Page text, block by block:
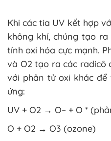
Khi các tia UV kết hợp
không khí, chúng tạo
tính oxi hóa cực mạnh.
và O2 tạo ra các radicô
với phân tử oxi khác
ứng:
UV + O2 → O– + O *
O + O2 → O3 (ozone)